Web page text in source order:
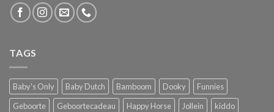
TAGS
Baby's Only Baby Dutch Bamboom Dooky
Funnies
Geboorte
Geboortecadeau Happy Horse Jollein
kiddo